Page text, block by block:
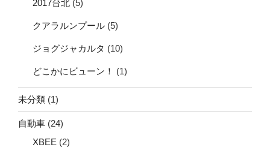
2017台北 (5)
クアラルンプール (5)
ジョグジャカルタ (10)
どこかにビューン！ (1)
未分類 (1)
自動車 (24)
XBEE (2)